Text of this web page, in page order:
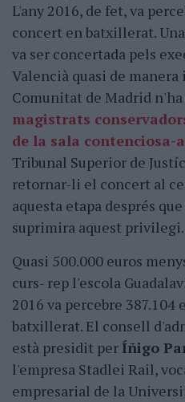
L'any 2016, de fet, va
concert en batxillerat.
va ser concertada pels
Valencià quasi de
Comunitat de Madrid
magistrats
de la sala
Tribunal Superior de
retornar-li el concert al
aquesta etapa després
suprimira aquest privilegi.
Quasi 500.000 euros
curs- rep l'escola
2016 va percebre 387.104
batxillerat. El consell
està presidit per Íñigo
l'empresa Stadlei Rail,
empresarial de la